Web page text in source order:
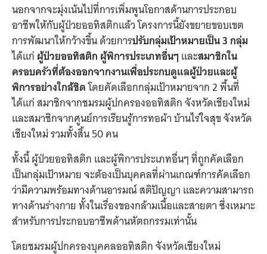
นอกจากจะมุ่งเน้นไปที่การเพิ่มพูนโอกาสด้านการประกอบ
อาชีพให้กับผู้ป่วยออทิสติกแล้ว โครงการนี้ยังขยายขอบเขต
การพัฒนาให้กว้างขึ้น ด้วยการปรับกลุ่มเป้าหมายเป็น 3 กลุ่ม
ได้แก่ ผู้ป่วยออทิสติก ผู้พิการประเภทอื่นๆ และสมาชิกใน
ครอบครัวที่ต้องออกจากงานเพื่อประกบดูแลผู้ป่วยและผู้
พิการอย่างใกล้ชิดโดยคัดเลือกกลุ่มเป้าหมายจาก 2 พื้นที่
ได้แก่ สมาชิกจากชมรมผู้ปกครองออทิสติก จังหวัดเชียงใหม่
และสมาชิกจากศูนย์การเรียนรู้การทอผ้า บ้านไร่ใจสุข จังหวัด
เชียงใหม่ รวมทั้งสิ้น 50 คน
ทั้งนี้ ผู้ป่วยออทิสติก และผู้พิการประเภทอื่นๆ ที่ถูกคัดเลือก
เป็นกลุ่มเป้าหมาย จะต้องเป็นบุคคลที่ผ่านเกณฑ์การคัดเลือก
ว่ามีความพร้อมทางด้านอารมณ์ สติปัญญา และความสามารถ
ทางด้านร่างกาย ทั้งในเรื่องของกล้ามเนื้อและสายตา ซึ่งเหมาะ
สำหรับการประกอบอาชีพด้านหัตถกรรมเท่านั้น
โดยชมรมผู้ปกครองบุคคลออทิสติก จังหวัดเชียงใหม่